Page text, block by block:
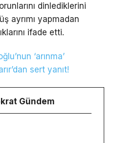
dinlediklerini
ayrımı yapmadan
ifade etti.
‘arınma’
sert yanıt!
Gündem